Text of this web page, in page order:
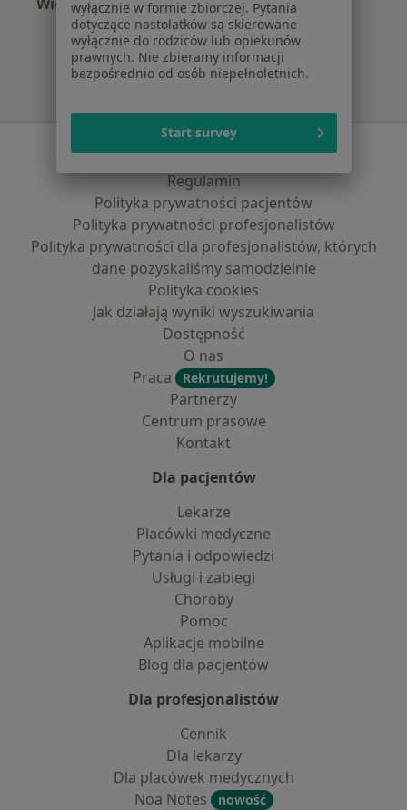
Więcej (3)
Więcej w kategorii: Najpopularniejsze
Regulamin
Polityka prywatności pacjentów
Polityka prywatności profesjonalistów
Polityka prywatności dla profesjonalistów, których
dane pozyskaliśmy samodzielnie
Polityka cookies
Jak działają wyniki wyszukiwania
Dostępność
O nas
Praca
Rekrutujemy!
Partnerzy
Centrum prasowe
Kontakt
Dla pacjentów
Lekarze
Placówki medyczne
Pytania i odpowiedzi
Usługi i zabiegi
Choroby
Pomoc
Aplikacje mobilne
Blog dla pacjentów
Dla profesjonalistów
Cennik
Dla lekarzy
Dla placówek medycznych
Noa Notes
nowość
wyłącznie w formie zbiorczej. Pytania
dotyczące nastolatków są skierowane
wyłącznie do rodziców lub opiekunów
prawnych. Nie zbieramy informacji
bezpośrednio od osób niepełnoletnich.
Start survey